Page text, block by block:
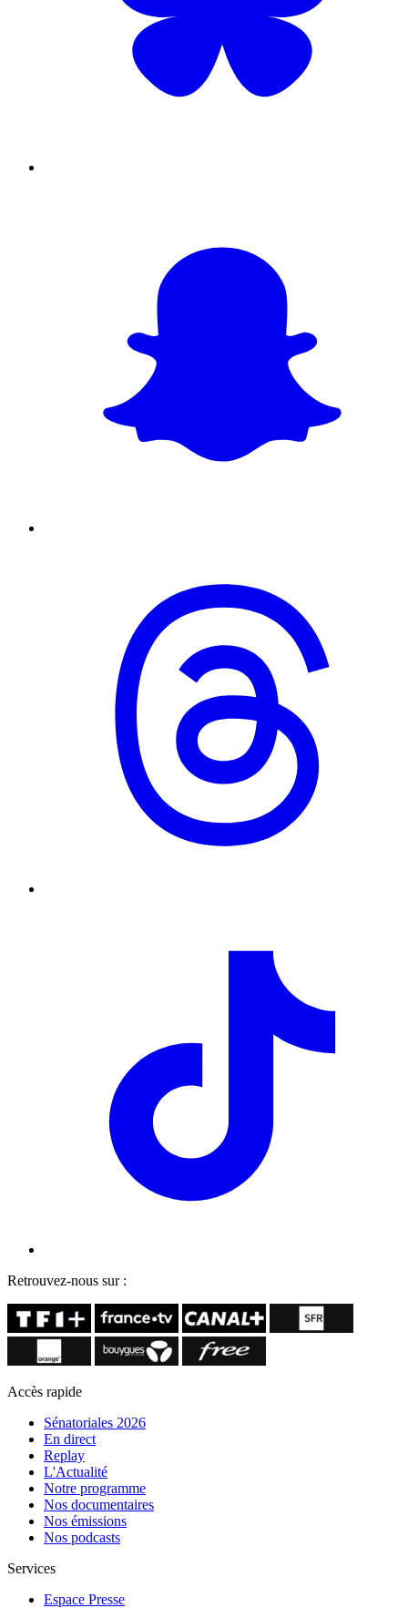
Retrouvez-nous sur :
Accès rapide
Sénatoriales 2026
En direct
Replay
L'Actualité
Notre programme
Nos documentaires
Nos émissions
Nos podcasts
Services
Espace Presse